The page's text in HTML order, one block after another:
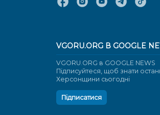
VGORU.ORG В GOOGLE
VGORU.ORG в GOOGLE NEWS
Підписуйтеся, щоб знати
Херсонщини сьогодні
Підписатися